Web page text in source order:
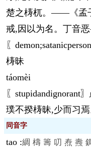
楚之梼杌。——《孟
戒,因以为名。丁音
〖
梼昧
táomèi
〖stupidandignorant
璞不揆梼昧,少而习
同音字
tao :綢 檮 籌 叨 焘 燾